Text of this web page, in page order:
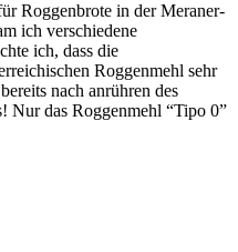
Roggenbrote in der Meraner-
ich verschiedene
ich, dass die
Roggenmehl sehr
nach anrühren des
Nur das Roggenmehl “Tipo 0”